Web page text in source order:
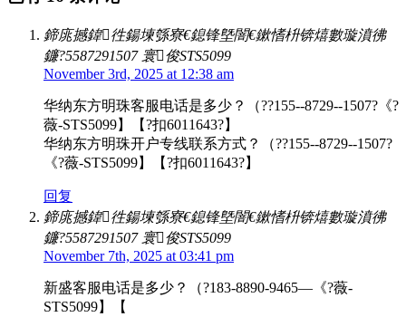
鍗庣撼鍏徃鍚堜綔寮€鎴锋墍闇€鏉愭枡锛熺數璇濆彿
鐮?5587291507 寰俊STS5099
November 3rd, 2025 at 12:38 am
华纳东方明珠客服电话是多少？（??155--8729--1507?《?
薇-STS5099】【?扣6011643?】
华纳东方明珠开户专线联系方式？（??155--8729--1507?
《?薇-STS5099】【?扣6011643?】
回复
鍗庣撼鍏徃鍚堜綔寮€鎴锋墍闇€鏉愭枡锛熺數璇濆彿
鐮?5587291507 寰俊STS5099
November 7th, 2025 at 03:41 pm
新盛客服电话是多少？（?183-8890-9465—《?薇-
STS5099】【